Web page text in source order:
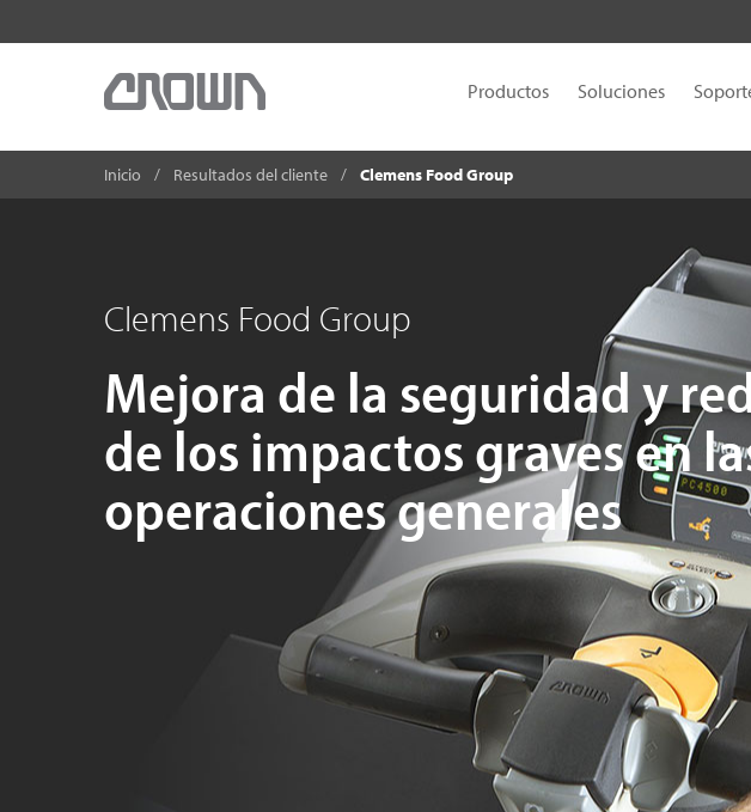
Productos Soluciones
Inicio Resultados del cliente Clemens Food Group
Clemens Food Group
Mejora de la seguridad y
de los impactos graves en
operaciones generales